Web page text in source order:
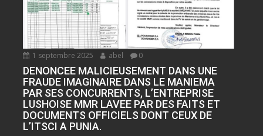
1 septembre 2025 abel 0
DENONCEE MALICIEUSEMENT DANS UNE
FRAUDE IMAGINAIRE DANS LE MANIEMA
PAR SES CONCURRENTS, L’ENTREPRISE
LUSHOISE MMR LAVEE PAR DES FAITS ET
DOCUMENTS OFFICIELS DONT CEUX DE
L’ITSCI A PUNIA.